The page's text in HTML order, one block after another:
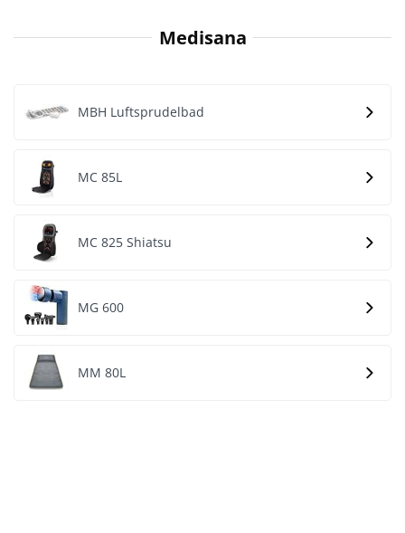
Medisana
MBH Luftsprudelbad
MC 85L
MC 825 Shiatsu
MG 600
MM 80L